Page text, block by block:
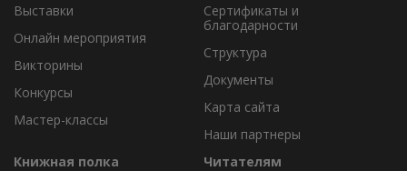
Выставки
Онлайн мероприятия
Викторины
Конкурсы
Мастер-классы
Сертификаты и
благодарности
Структура
Документы
Карта сайта
Наши партнеры
Книжная полка
Читателям